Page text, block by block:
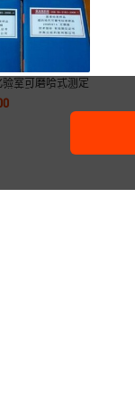
验室可磨哈式测定
煤鹤壁万和热量仪